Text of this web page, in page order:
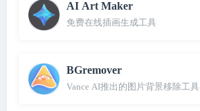
AI Art Maker
免费在线插画生成工具
BGremover
Vance AI推出的图片背景移除工具